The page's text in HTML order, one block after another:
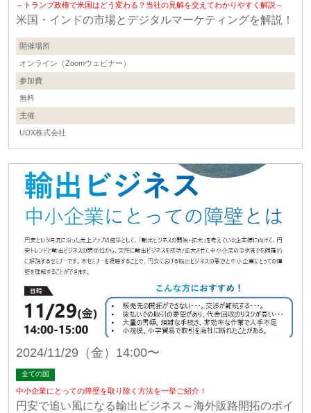
～トランプ政権で米国はどう変わる？当社の見解を交えてわかりやすく解説～
米国・インドの市場とデジタルマーケティングを解説！
開催場所
オンライン（Zoomウェビナー）
参加費
無料
主催
UDX株式会社
2024/11/29（金）14:00〜
全ての国
中小企業にとっての障壁を取り除く方法を一挙ご紹介！
円安で追い風になる輸出ビジネス～海外販路開拓のポイ